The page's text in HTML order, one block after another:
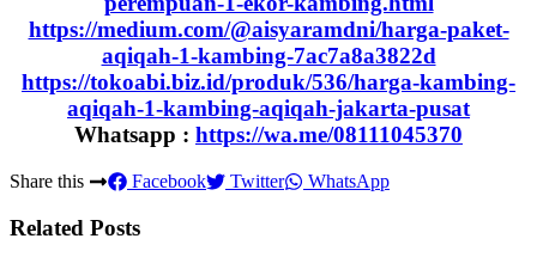
https://medium.com/@aisyaramdni/harga-paket-
aqiqah-1-kambing-7ac7a8a3822d
https://tokoabi.biz.id/produk/536/harga-kambing-
aqiqah-1-kambing-aqiqah-jakarta-pusat
Whatsapp : https://wa.me/08111045370
Share this Facebook Twitter WhatsApp
Related Posts